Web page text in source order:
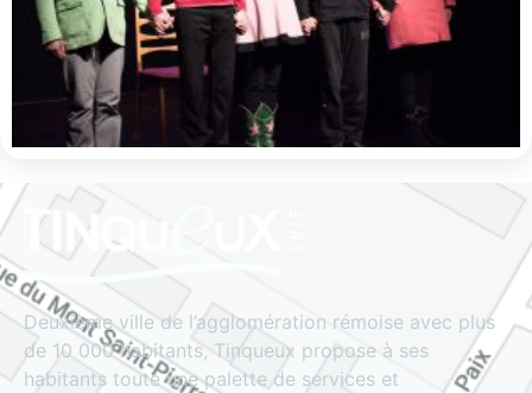
Deuxième ville de l’agglomération rémoise avec plus
de 10 000 habitants, Tinqueux propose à ses
habitants toute une palette de services et